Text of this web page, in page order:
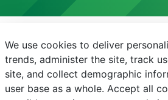
E-mail Telefonkönyv
We use cookies to deliver
trends, administer the site, track
site, and collect demographic
user base as a whole. Accept all